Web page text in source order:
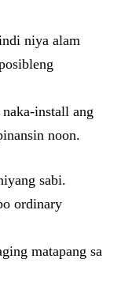
niya alam
install ang
noon.
sabi.
ordinary
matapang sa